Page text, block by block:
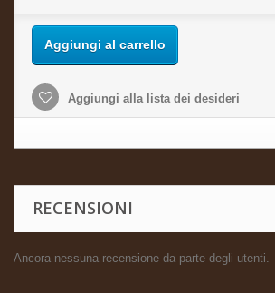
Aggiungi al carrello
Aggiungi alla lista dei desideri
RECENSIONI
Ancora nessuna recensione da parte degli utenti.